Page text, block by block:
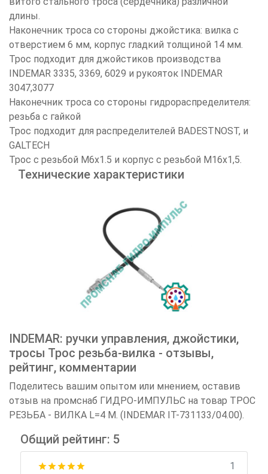
длины.
Наконечник троса со стороны джойстика: вилка с
отверстием 6 мм, корпус гладкий толщиной 14 мм.
Трос подходит для джойстиков производства
INDEMAR 3335, 3369, 6029 и рукояток INDEMAR
3047,3077
Наконечник троса со стороны гидрораспределителя:
резьба с гайкой
Трос подходит для распределителей BADESTNOST, и
GALTECH
Трос с резьбой M6x1.5 и корпус с резьбой M16x1,5.
Технические характеристики
INDEMAR: ручки управления, джойстики,
тросы Трос резьба-вилка - отзывы,
рейтинг, комментарии
Поделитесь вашим опытом или мнением, оставив
отзыв на промснаб ГИДРО-ИМПУЛЬС на товар ТРОС
РЕЗЬБА - ВИЛКА L=4 М. (INDEMAR IT-731133/04.00).
Общий рейтинг: 5
starstarstarstarstar 1